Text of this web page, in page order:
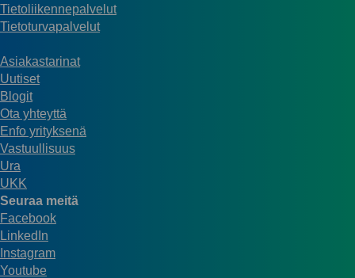
Tietoliikennepalvelut
Tietoturvapalvelut
Asiakastarinat
Uutiset
Blogit
Ota yhteyttä
Enfo yrityksenä
Vastuullisuus
Ura
UKK
Seuraa meitä
Facebook
LinkedIn
Instagram
Youtube